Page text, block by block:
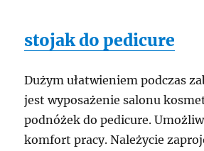
stojak do pedicure
Dużym ułatwieniem podczas
jest wyposażenie salonu
podnóżek do pedicure.
komfort pracy. Należycie